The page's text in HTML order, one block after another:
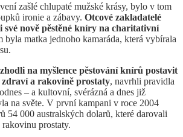
zašlé chlupaté mužské krásy, bylo v tom
ironie a zábavy. Otcové zakladatelé
nově pěstěné kníry na charitativní
byla matka jednoho kamaráda, která vybírala
na myšlence pěstování knírů postavit
a rakovině prostaty, navrhli pravidla
– a kultovní, svérázná a dnes již
na světe. V první kampani v roce 2004
54 000 australských dolarů, které darovali
prostaty.